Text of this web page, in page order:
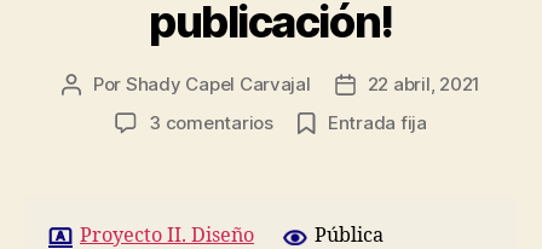
publicación!
Autor
Por Shady Capel Carvajal
Fecha22 abril, 2021
3 comentariosen
interior
Entrada fija
Proyecto II. Diseño
Pública